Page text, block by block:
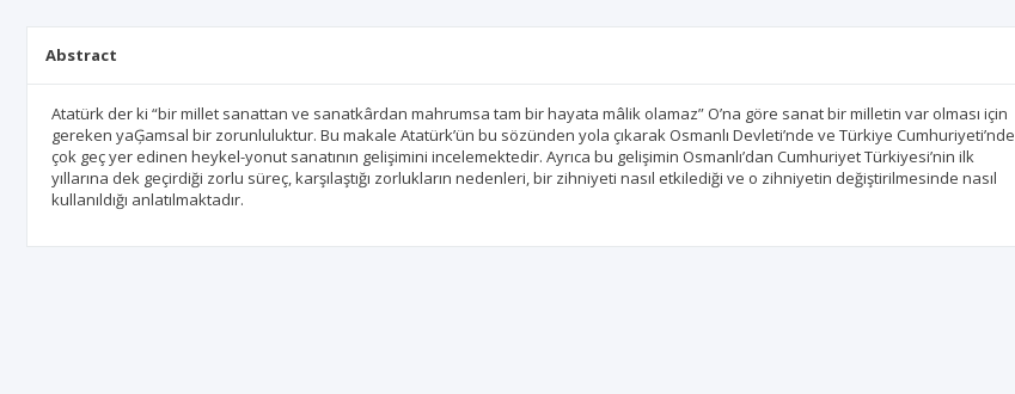
Abstract
Atatürk der ki “bir millet sanattan ve sanatkârdan mahrumsa tam bir hayata mâlik olamaz” O’na göre sanat bir milletin var olması için
gereken yaĢamsal bir zorunluluktur. Bu makale Atatürk’ün bu sözünden yola çıkarak Osmanlı Devleti’nde ve Türkiye Cumhuriyeti’nde
çok geç yer edinen heykel-yonut sanatının gelişimini incelemektedir. Ayrıca bu gelişimin Osmanlı’dan Cumhuriyet Türkiyesi’nin ilk
yıllarına dek geçirdiği zorlu süreç, karşılaştığı zorlukların nedenleri, bir zihniyeti nasıl etkilediği ve o zihniyetin değiştirilmesinde nasıl
kullanıldığı anlatılmaktadır.